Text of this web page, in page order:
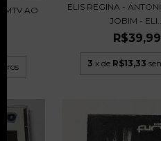
(MTV AO
juros
ELIS REGINA -
JOBIM - ELI...
R$39,99
3 x de R$13,33